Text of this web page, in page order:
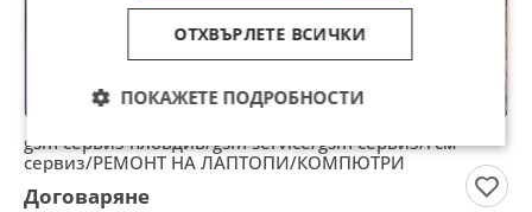
gsm сервиз пловдив/gsm service/gsm сервиз/гсм
сервиз/РЕМОНТ НА ЛАПТОПИ/КОМПЮТРИ
Договаряне
ОТХВЪРЛЕТЕ ВСИЧКИ
ПОКАЖЕТЕ ПОДРОБНОСТИ